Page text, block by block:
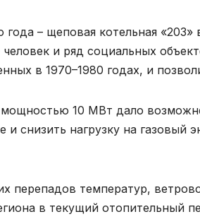
– щеповая котельная
и ряд социальных
в 1970–1980 годах, и
10 МВт дало
снизить нагрузку на газовый
перепадов температур,
в текущий отопительный